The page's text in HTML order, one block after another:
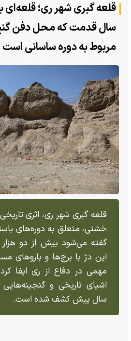
سال قدمت که محل دفن
مربوط به دوره ساسانی است
قلعه گبری شهر ری، اثری
خشتی، متعلق به دوره‌های
گفته می‌شود بیش از دو
این دژ با برج‌ها و بارو‌های
مهمی در دفاع از ری ایفا
اشیای تاریخی و
سال پیش کشف شده است.